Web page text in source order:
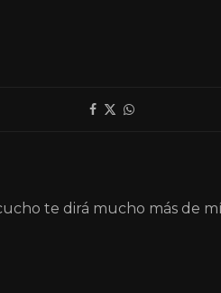
te dirá mucho más de